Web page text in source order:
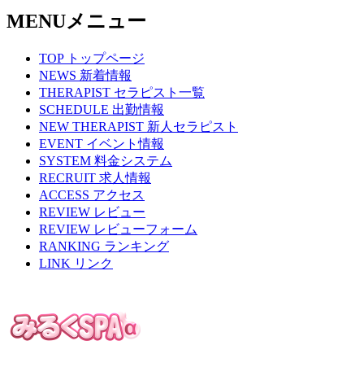
MENUメニュー
TOP トップページ
NEWS 新着情報
THERAPIST セラピスト一覧
SCHEDULE 出勤情報
NEW THERAPIST 新人セラピスト
EVENT イベント情報
SYSTEM 料金システム
RECRUIT 求人情報
ACCESS アクセス
REVIEW レビュー
REVIEW レビューフォーム
RANKING ランキング
LINK リンク